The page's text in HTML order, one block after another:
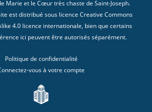
Marie et le Cœur très chaste de Saint-Joseph.
est distribué sous licence Creative Commons
4.0 licence internationale, bien que certains
ici peuvent être autorisés séparément.
Politique de confidentialité
vous à votre compte